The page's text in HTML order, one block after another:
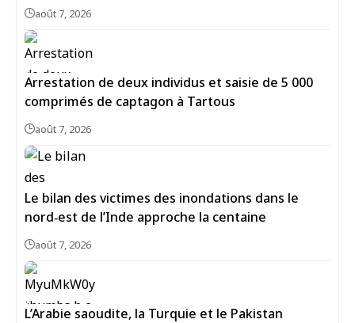
août 7, 2026
Arrestation de deux individus et saisie de 5 000
comprimés de captagon à Tartous
août 7, 2026
Le bilan des victimes des inondations dans le
nord‑est de l’Inde approche la centaine
août 7, 2026
L’Arabie saoudite, la Turquie et le Pakistan